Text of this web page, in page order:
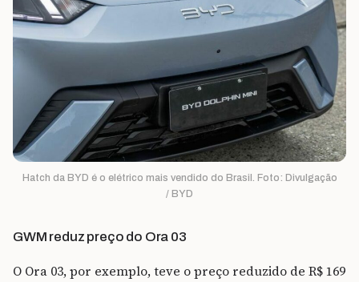
Hatch da BYD é o elétrico mais vendido do Brasil. Foto: Divulgação
/ BYD
GWM reduz preço do Ora 03
O Ora 03, por exemplo, teve o preço reduzido de R$ 169